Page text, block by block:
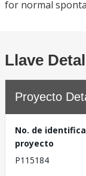
for normal
Llave
Proyecto
No. de
proyecto
P115184